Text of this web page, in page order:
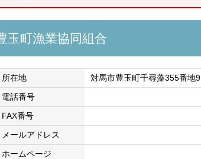
玉町漁業協同組合
所在地 対馬市豊玉町千尋藻355番地9
電話番号
FAX番号
メールアドレス
ホームページ